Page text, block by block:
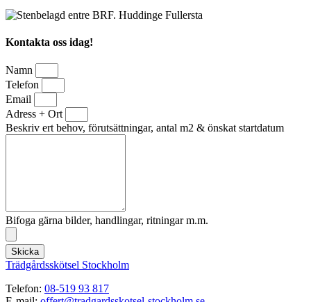
Kontakta oss idag!
Namn
Telefon
Email
Adress + Ort
Beskriv ert behov, förutsättningar, antal m2 & önskat startdatum
Bifoga gärna bilder, handlingar, ritningar m.m.
Skicka
Trädgårdsskötsel Stockholm
Telefon: 08-519 93 817